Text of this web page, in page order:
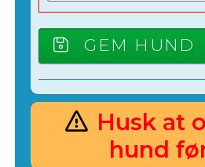
GEM HUND
Husk at
hund